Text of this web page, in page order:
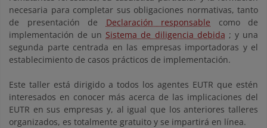
necesaria para completar sus obligaciones normativas, tanto
de presentación de Declaración responsable como de
implementación de un Sistema de diligencia debida ; y una
segunda parte centrada en las empresas importadoras y el
establecimiento de casos prácticos de implementación.
Este taller está dirigido a todos los agentes EUTR que estén
interesados en conocer más acerca de las implicaciones del
EUTR en sus empresas y, al igual que los anteriores talleres
organizados, es totalmente gratuito y se impartirá en línea.